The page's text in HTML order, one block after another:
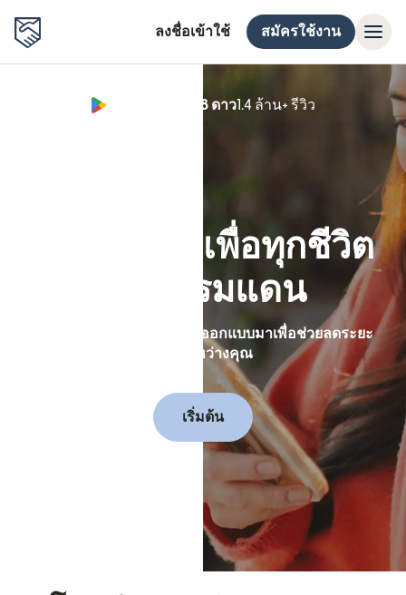
ลงชื่อเข้าใช้ สมัครใช้งาน
Google Play 4.8 ดาว1.4 ล้าน+ รีวิว
(เปิดในหน้าต่
สร้างขึ้นมาเพื่อทุกชีวิต
ข้ามพรมแดน
โอนเงินด้วยแอป Remitly ที่ออกแบบมาเพื่อช่วยลดระยะ
ห่างระหว่างคุณ
เริ่มต้น